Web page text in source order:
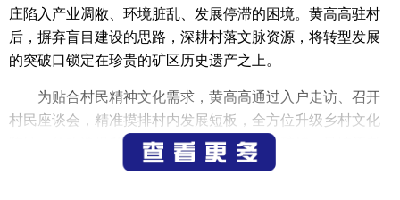
庄陷入产业凋敝、环境脏乱、发展停滞的困境。黄高高驻村
后，摒弃盲目建设的思路，深耕村落文脉资源，将转型发展
的突破口锁定在珍贵的矿区历史遗产之上。
为贴合村民精神文化需求，黄高高通过入户走访、召开
村民座谈会，精准摸排村内发展短板，全方位升级乡村文化
阵地。他改造提升村展览馆，陈列采煤机、矿灯、风镐等老
矿区实物道具，打造特色展陈，并推出“矿工一支麦”特色宣